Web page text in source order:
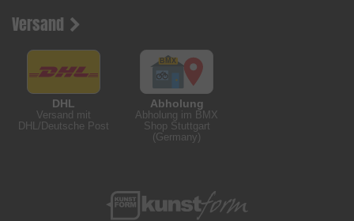
Versand
DHL
Versand mit
DHL/Deutsche Post
Abholung
Abholung im BMX
Shop Stuttgart
(Germany)